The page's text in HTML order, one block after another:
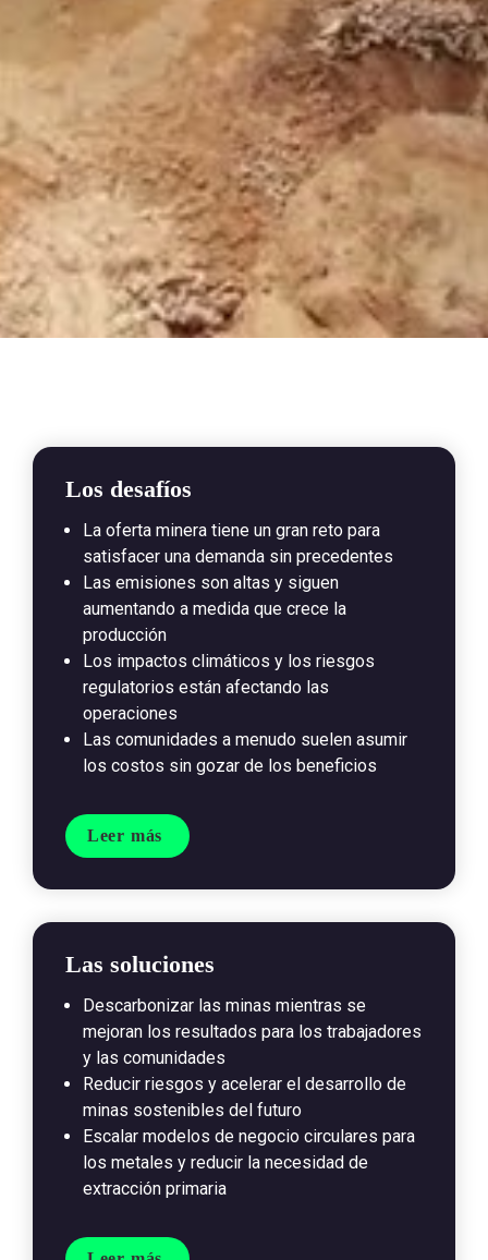
Los desafíos
La oferta minera tiene un gran reto para
satisfacer una demanda sin precedentes
Las emisiones son altas y siguen
aumentando a medida que crece la
producción
Los impactos climáticos y los riesgos
regulatorios están afectando las
operaciones
Las comunidades a menudo suelen asumir
los costos sin gozar de los beneficios
Leer más
Las soluciones
Descarbonizar las minas mientras se
mejoran los resultados para los trabajadores
y las comunidades
Reducir riesgos y acelerar el desarrollo de
minas sostenibles del futuro
Escalar modelos de negocio circulares para
los metales y reducir la necesidad de
extracción primaria